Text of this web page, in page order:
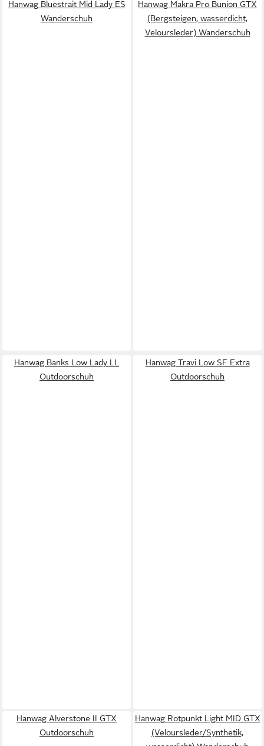
Hanwag Bluestrait Mid Lady ES
Wanderschuh
Hanwag Makra Pro Bunion GTX
(Bergsteigen, wasserdicht,
Veloursleder) Wanderschuh
Hanwag Banks Low Lady LL
Outdoorschuh
Hanwag Travi Low SF Extra
Outdoorschuh
Hanwag Alverstone II GTX
Outdoorschuh
Hanwag Rotpunkt Light MID GTX
(Veloursleder/Synthetik,